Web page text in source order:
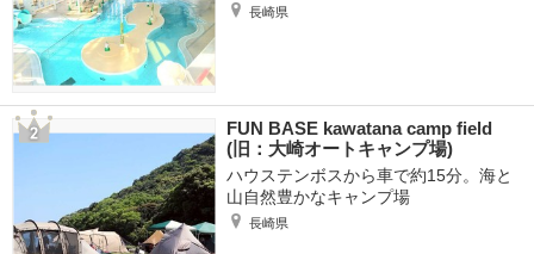
長崎県
FUN BASE kawatana camp field
(旧：大崎オートキャンプ場)
ハウステンボスから車で約15分。海と
山自然豊かなキャンプ場
長崎県